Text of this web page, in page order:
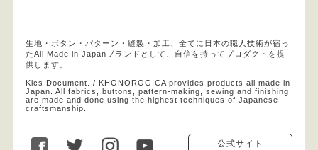
生地・ボタン・パターン・縫製・加工、全てに日本の職人技術が宿っ
たAll Made in Japanブランドとして、自信を持ってプロダクトを提
供します。
Kics Document. / KHONOROGICA provides products all made in
Japan. All fabrics, buttons, pattern-making, sewing and finishing
are made and done using the highest techniques of Japanese
craftsmanship.
公式サイト